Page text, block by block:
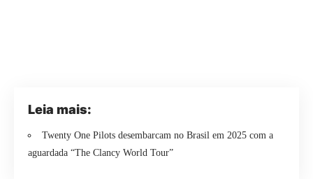
Leia mais:
Twenty One Pilots desembarcam no Brasil em 2025 com a
aguardada “The Clancy World Tour”